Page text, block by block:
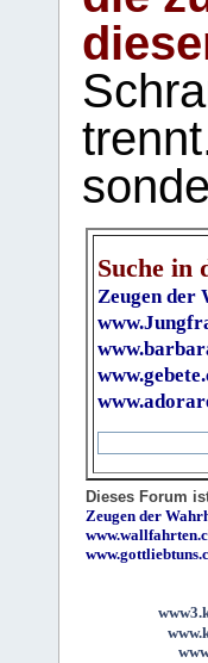
Suche in
Zeugen der
Dieses Forum
Zeugen der